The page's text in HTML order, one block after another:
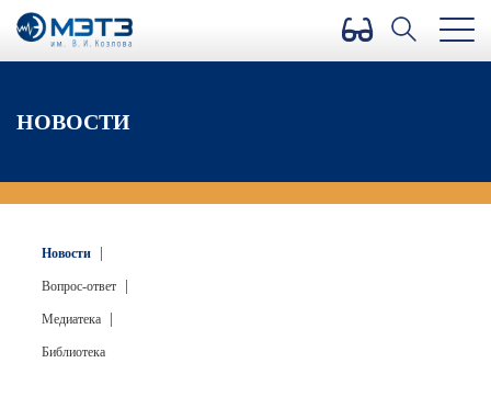
Версия для слабовидящих
НОВОСТИ
Новости
Вопрос-ответ
Медиатека
Библиотека